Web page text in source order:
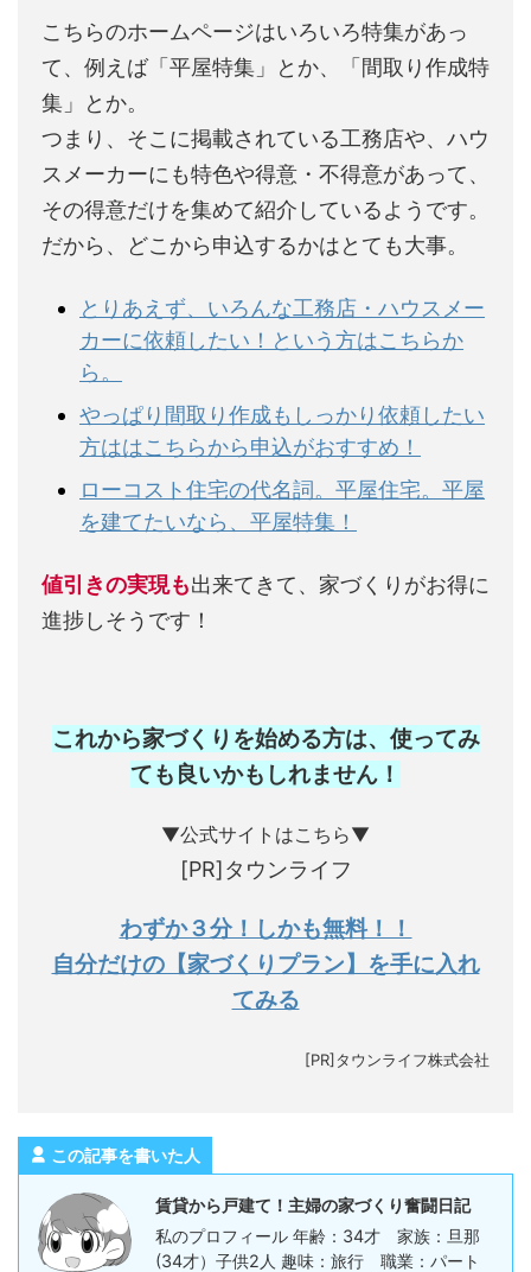
こちらのホームページはいろいろ特集があっ
て、例えば「平屋特集」とか、「間取り作成特
集」とか。
つまり、そこに掲載されている工務店や、ハウ
スメーカーにも特色や得意・不得意があって、
その得意だけを集めて紹介しているようです。
だから、どこから申込するかはとても大事。
とりあえず、いろんな工務店・ハウスメー
カーに依頼したい！という方はこちらか
ら。
やっぱり間取り作成もしっかり依頼したい
方ははこちらから申込がおすすめ！
ローコスト住宅の代名詞。平屋住宅。平屋
を建てたいなら、平屋特集！
値引きの実現も出来てきて、家づくりがお得に
進捗しそうです！
これから家づくりを始める方は、使ってみ
ても良いかもしれません ！
▼公式サイトはこちら▼
[PR]タウンライフ
わずか３分！しかも無料！！
自分だけの【家づくりプラン】を手に入れ
てみる
[PR]タウンライフ株式会社
この記事を書いた人
賃貸から戸建て！主婦の家づくり奮闘日記
私のプロフィール 年齢：34才 家族：旦那
(34才）子供2人 趣味：旅行 職業：パート